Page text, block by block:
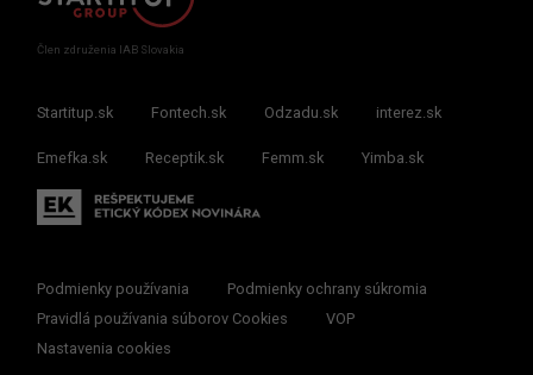
Člen združenia IAB Slovakia
Startitup.sk Fontech.sk Odzadu.sk interez.sk
Emefka.sk Receptik.sk Femm.sk Yimba.sk
Podmienky používania
Podmienky ochrany súkromia
Pravidlá používania súborov Cookies
VOP
Nastavenia cookies